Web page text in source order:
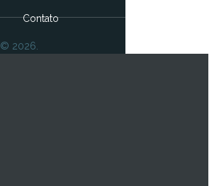
Contato
© 2026.